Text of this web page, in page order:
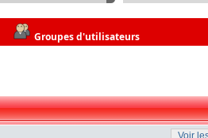
Groupes d'utilisateurs